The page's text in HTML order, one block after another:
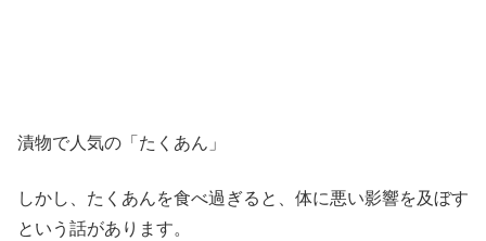
漬物で人気の「たくあん」
しかし、たくあんを食べ過ぎると、体に悪い影響を及ぼす
という話があります。